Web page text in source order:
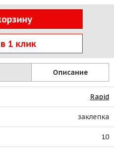
1 клик
Описание
Rapid
заклепка
10